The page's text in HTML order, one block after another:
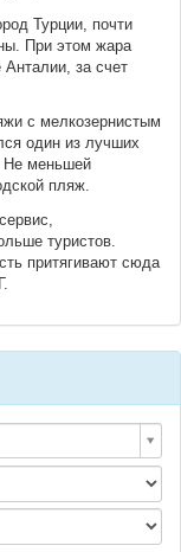
Турции, почти
При этом жара
Анталии, за счет
с мелкозернистым
один из лучших
Не меньшей
пляж.
туристов.
притягивают сюда